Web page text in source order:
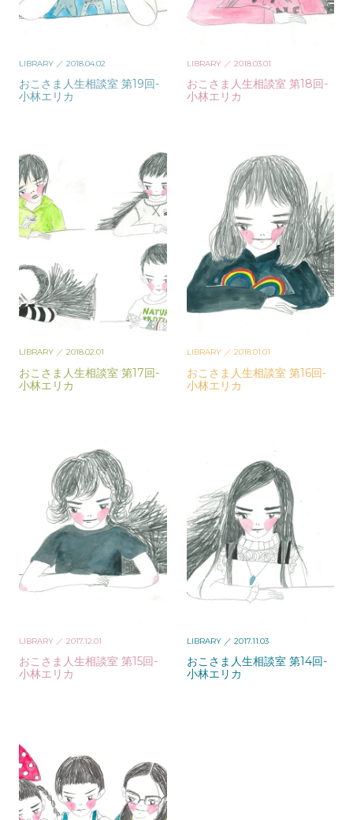
LIBRARY ／ 2018.04.02
おこさま人生相談室 第19回-
小林エリカ
LIBRARY／ 2018.03.01
おこさま人生相談室 第18回-
小林エリカ
LIBRARY ／ 2018.02.01
おこさま人生相談室 第17回-
小林エリカ
LIBRARY／ 2018.01.01
おこさま人生相談室 第16回-
小林エリカ
LIBRARY ／ 2017.12.01
おこさま人生相談室 第15回-
小林エリカ
LIBRARY／ 2017.11.03
おこさま人生相談室 第14回-
小林エリカ